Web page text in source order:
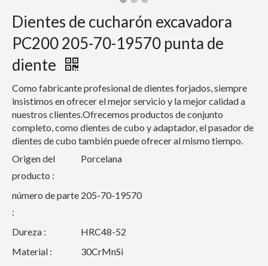
Dientes de cucharón excavadora
PC200 205-70-19570 punta de
diente
Como fabricante profesional de dientes forjados, siempre
insistimos en ofrecer el mejor servicio y la mejor calidad a
nuestros clientes.Ofrecemos productos de conjunto
completo, como dientes de cubo y adaptador, el pasador de
dientes de cubo también puede ofrecer al mismo tiempo.
Origen del
producto :
Porcelana
número de parte
:
205-70-19570
Dureza :
HRC48-52
Material :
30CrMnSi